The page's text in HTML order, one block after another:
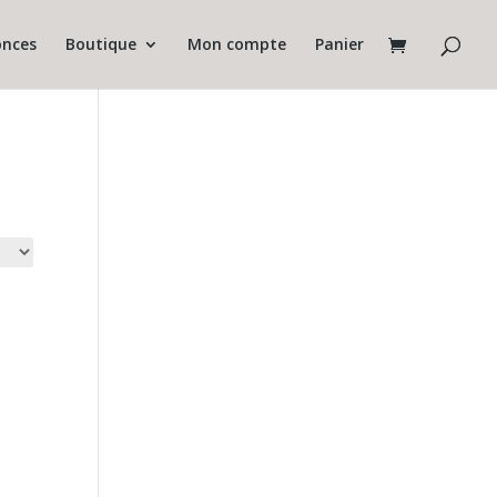
Boutique Mon compte Panier